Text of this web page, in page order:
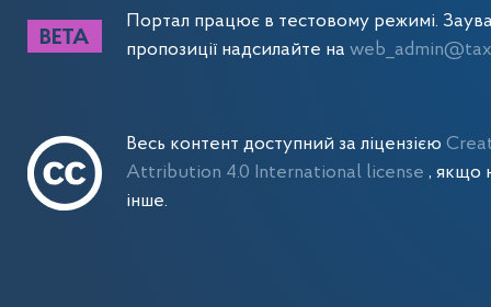
Портал працює в тестовому режимі.
пропозиції надсилайте на
Весь контент доступний за ліцензією
Attribution 4.0 International license , якщо
інше.